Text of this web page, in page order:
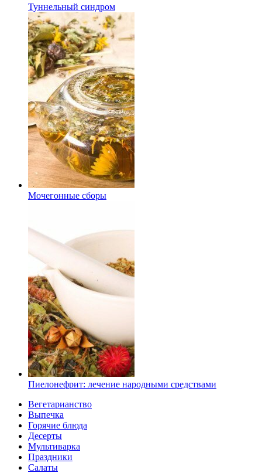
Туннельный синдром
Мочегонные сборы
Пиелонефрит: лечение народными средствами
Вегетарианство
Выпечка
Горячие блюда
Десерты
Мультиварка
Праздники
Салаты